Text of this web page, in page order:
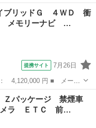
レード名： ハイブリ
モリーナビ バックカメ
ブリッドＧ ４ＷＤ 衝
メモリーナビ …
提携サイト 7月26日
レード名： ハイブリ
モリーナビ バックカメ
Ｚパッケージ 禁煙車
メラ ＥＴＣ 前…